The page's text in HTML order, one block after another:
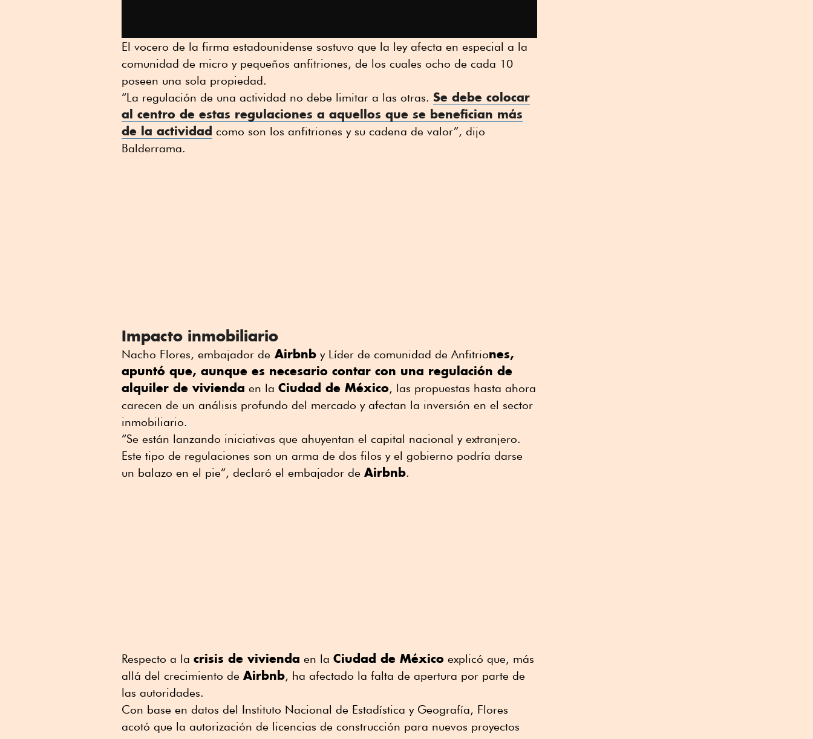
El vocero de la firma estadounidense sostuvo que la ley afecta en especial a la
comunidad de micro y pequeños anfitriones, de los cuales ocho de cada 10
poseen una sola propiedad.
“La regulación de una actividad no debe limitar a las otras. Se debe colocar
al centro de estas regulaciones a aquellos que se benefician más
de la actividad como son los anfitriones y su cadena de valor”, dijo
Balderrama.
Impacto inmobiliario
Nacho Flores, embajador de Airbnb y Líder de comunidad de Anfitriones,
apuntó que, aunque es necesario contar con una regulación de
alquiler de vivienda en la Ciudad de México, las propuestas hasta ahora
carecen de un análisis profundo del mercado y afectan la inversión en el sector
inmobiliario.
“Se están lanzando iniciativas que ahuyentan el capital nacional y extranjero.
Este tipo de regulaciones son un arma de dos filos y el gobierno podría darse
un balazo en el pie”, declaró el embajador de Airbnb.
Respecto a la crisis de vivienda en la Ciudad de México explicó que, más
allá del crecimiento de Airbnb, ha afectado la falta de apertura por parte de
las autoridades.
Con base en datos del Instituto Nacional de Estadística y Geografía, Flores
acotó que la autorización de licencias de construcción para nuevos proyectos